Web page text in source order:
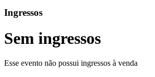
Ingressos
Sem ingressos
Esse evento não possui ingressos à venda